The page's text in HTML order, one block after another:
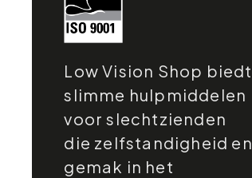
Low Vision Shop biedt
slimme hulpmiddelen
voor slechtzienden
die zelfstandigheid en
gemak in het